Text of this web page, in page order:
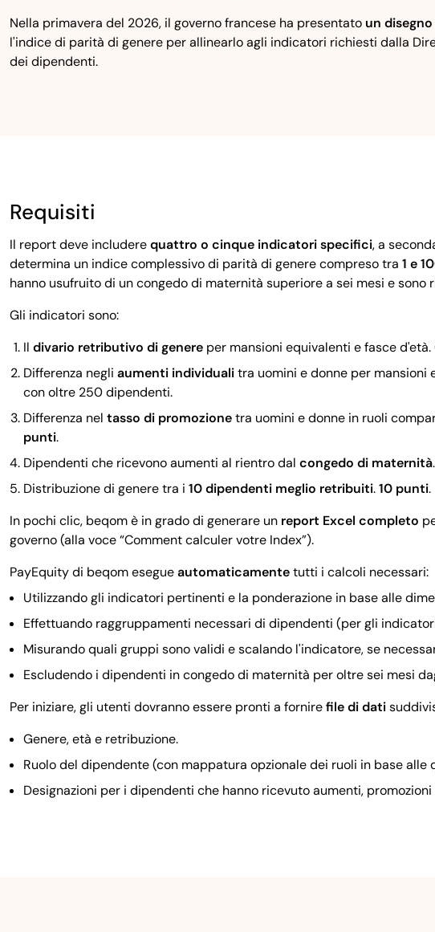
Nella primavera del 2026, il governo francese ha presentato un
l'indice di parità di genere per allinearlo agli indicatori richiesti dalla
dei dipendenti.
Requisiti
Il report deve includerequattro o cinque indicatori specifici, a
determina un indice complessivo di parità di genere compreso tra 1 e
hanno usufruito di un congedo di maternità superiore a sei mesi e
Gli indicatori sono:
Il divario retributivo di genere per mansioni equivalenti e fasce
Differenza negli aumenti individualitra uomini e donne per mansioni
con oltre 250 dipendenti.
Differenza nel tasso di promozionetra uomini e donne in ruoli
punti.
Dipendenti che ricevono aumenti al rientro dal congedo di maternità.
Distribuzione di genere tra i 10 dipendenti meglio retribuiti.10 punti.
In pochi clic, beqom è in grado di generare un report Excel completo
governo (alla voce “Comment calculer votre Index”).
PayEquity di beqom esegueautomaticamentetutti i calcoli necessari:
Utilizzando gli indicatori pertinenti e la ponderazione in base alle
Effettuando raggruppamenti necessari di dipendenti (per gli
Misurando quali gruppi sono validi e scalando l'indicatore, se
Escludendo i dipendenti in congedo di maternità per oltre sei mesi
Per iniziare, gli utenti dovranno essere pronti a fornirefile di dati
Genere, età e retribuzione.
Ruolo del dipendente (con mappatura opzionale dei ruoli in base
Designazioni per i dipendenti che hanno ricevuto aumenti,